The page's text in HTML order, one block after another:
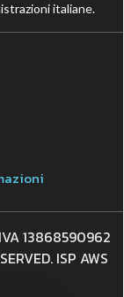
italiane.
13868590962
ISP AWS